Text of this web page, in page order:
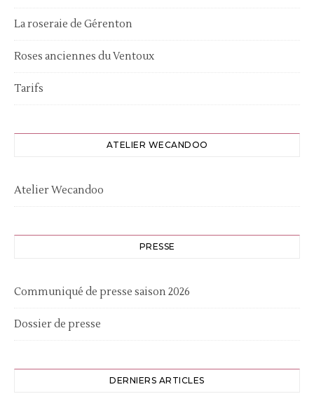
La roseraie de Gérenton
Roses anciennes du Ventoux
Tarifs
ATELIER WECANDOO
Atelier Wecandoo
PRESSE
Communiqué de presse saison 2026
Dossier de presse
DERNIERS ARTICLES